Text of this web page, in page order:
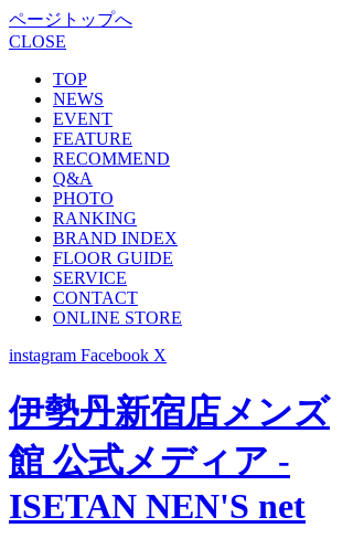
ページトップへ
CLOSE
TOP
NEWS
EVENT
FEATURE
RECOMMEND
Q&A
PHOTO
RANKING
BRAND INDEX
FLOOR GUIDE
SERVICE
CONTACT
ONLINE STORE
instagram Facebook X
伊勢丹新宿店メンズ
館 公式メディア -
ISETAN NEN'S net